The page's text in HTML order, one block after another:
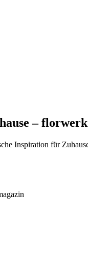
–
Inspiration für